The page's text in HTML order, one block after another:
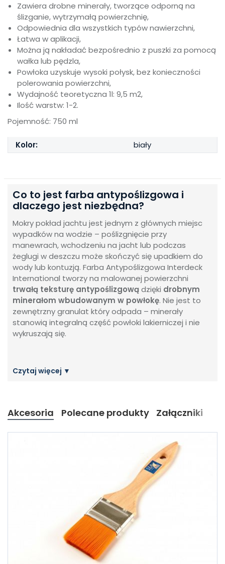
Zawiera drobne minerały, tworzące odporną na
ślizganie, wytrzymałą powierzchnię,
Odpowiednia dla wszystkich typów nawierzchni,
Łatwa w aplikacji,
Można ją nakładać bezpośrednio z puszki za pomocą
wałka lub pędzla,
Powłoka uzyskuje wysoki połysk, bez konieczności
polerowania powierzchni,
Wydajność teoretyczna 1l: 9,5 m2,
Ilość warstw: 1-2.
Pojemność: 750 ml
Kolor: biały
Co to jest farba antypoślizgowa i
dlaczego jest niezbędna?
Mokry pokład jachtu jest jednym z głównych miejsc
wypadków na wodzie – poślizgnięcie przy
manewrach, wchodzeniu na jacht lub podczas
żeglugi w deszczu może skończyć się upadkiem do
wody lub kontuzją. Farba Antypoślizgowa Interdeck
International tworzy na malowanej powierzchni
trwałą teksturę antypoślizgową dzięki drobnym
minerałom wbudowanym w powłokę. Nie jest to
zewnętrzny granulat który odpada – minerały
stanowią integralną część powłoki lakierniczej i nie
wykruszają się.
Akcesoria Polecane produkty Załączniki